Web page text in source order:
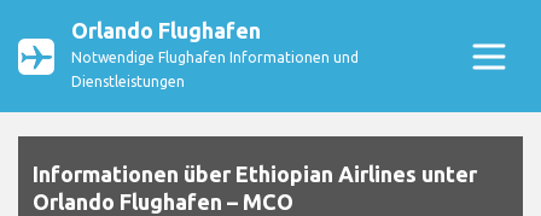
Orlando Flughafen
Notwendige Flughafen Informationen und
Dienstleistungen
Informationen über Ethiopian Airlines unter
Orlando Flughafen – MCO